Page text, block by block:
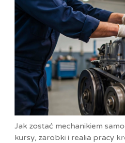
Jak zostać mechanikiem
kursy, zarobki i realia pracy